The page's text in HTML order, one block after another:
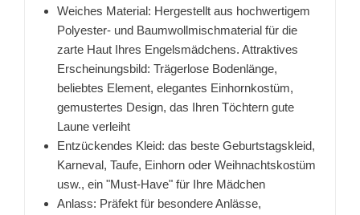
Weiches Material: Hergestellt aus hochwertigem
Polyester- und Baumwollmischmaterial für die
zarte Haut Ihres Engelsmädchens. Attraktives
Erscheinungsbild: Trägerlose Bodenlänge,
beliebtes Element, elegantes Einhornkostüm,
gemustertes Design, das Ihren Töchtern gute
Laune verleiht
Entzückendes Kleid: das beste Geburtstagskleid,
Karneval, Taufe, Einhorn oder Weihnachtskostüm
usw., ein "Must-Have" für Ihre Mädchen
Anlass: Präfekt für besondere Anlässe,